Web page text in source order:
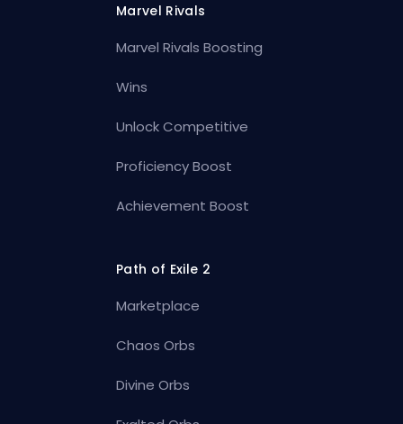
Marvel Rivals
Marvel Rivals Boosting
Wins
Unlock Competitive
Proficiency Boost
Achievement Boost
Path of Exile 2
Marketplace
Chaos Orbs
Divine Orbs